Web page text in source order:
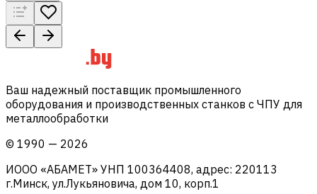
Ваш надежный поставщик промышленного
оборудования и производственных станков с ЧПУ для
металлообработки
© 1990 — 2026
ИООО «АБАМЕТ» УНП 100364408, адрес: 220113
г.Минск, ул.Лукьяновича, дом 10, корп.1